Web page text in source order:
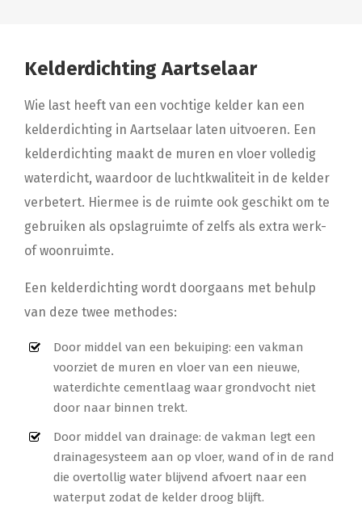
Kelderdichting Aartselaar
Wie last heeft van een vochtige kelder kan een
kelderdichting in Aartselaar laten uitvoeren. Een
kelderdichting maakt de muren en vloer volledig
waterdicht, waardoor de luchtkwaliteit in de kelder
verbetert. Hiermee is de ruimte ook geschikt om te
gebruiken als opslagruimte of zelfs als extra werk-
of woonruimte.
Een kelderdichting wordt doorgaans met behulp
van deze twee methodes:
Door middel van een bekuiping: een vakman
voorziet de muren en vloer van een nieuwe,
waterdichte cementlaag waar grondvocht niet
door naar binnen trekt.
Door middel van drainage: de vakman legt een
drainagesysteem aan op vloer, wand of in de rand
die overtollig water blijvend afvoert naar een
waterput zodat de kelder droog blijft.